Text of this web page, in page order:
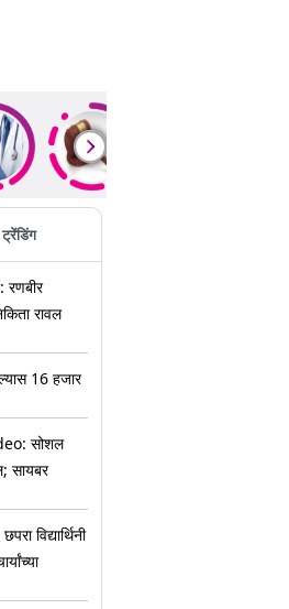
ट्रेंडिंग
रावल
16 हजार
सोशल
सायबर
विद्यार्थिनी